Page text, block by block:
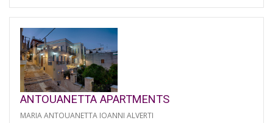
ANTOUANETTA APARTMENTS
MARIA ANTOUANETTA IOANNI ALVERTI